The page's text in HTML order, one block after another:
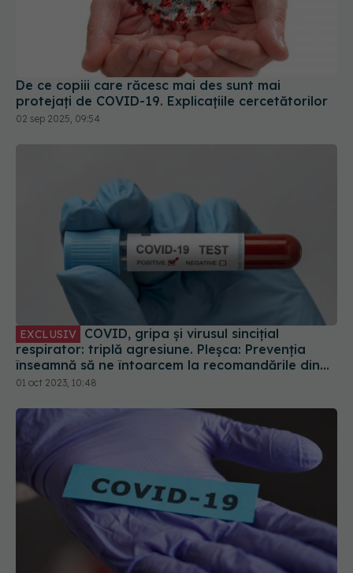
De ce copiii care răcesc mai des sunt mai
protejați de COVID-19. Explicațiile cercetătorilor
02 sep 2025, 09:54
EXCLUSIV
respirator: triplă agresiune. Pleșca: Prevenția
înseamnă să ne întoarcem la recomandările din
timpul pandemiei!
01 oct 2023, 10:48